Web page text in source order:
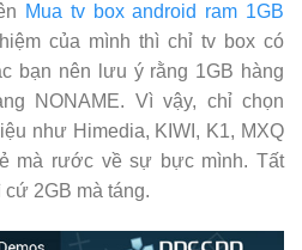
Mua tv box android ram 1GB
của mình thì chỉ tv box có
bạn nên lưu ý rằng 1GB hàng
NONAME. Vì vậy, chỉ chọn
như Himedia, KIWI, K1, MXQ
mà rước về sự bực mình. Tất
2GB mà táng.